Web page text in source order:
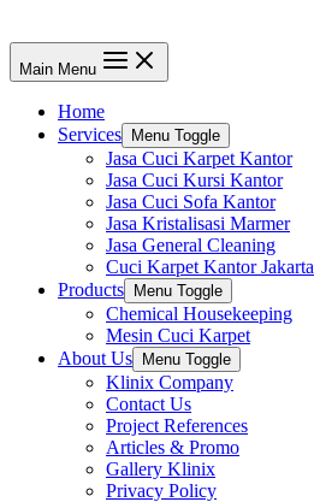
Main Menu
Home
Services
Menu Toggle
Jasa Cuci Karpet Kantor
Jasa Cuci Kursi Kantor
Jasa Cuci Sofa Kantor
Jasa Kristalisasi Marmer
Jasa General Cleaning
Cuci Karpet Kantor Jakarta
Products
Menu Toggle
Chemical Housekeeping
Mesin Cuci Karpet
About Us
Menu Toggle
Klinix Company
Contact Us
Project References
Articles & Promo
Gallery Klinix
Privacy Policy